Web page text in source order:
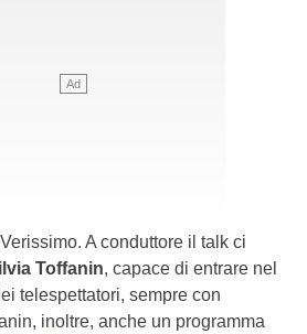
A conduttore il talk ci
Toffanin, capace di entrare nel
telespettatori, sempre con
inoltre, anche un programma